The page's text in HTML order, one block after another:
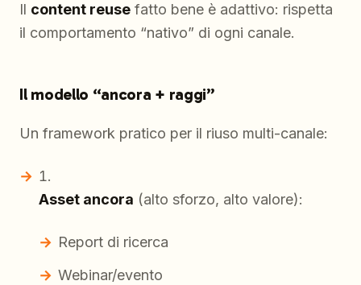
Il content reuse fatto bene è adattivo: rispetta
il comportamento “nativo” di ogni canale.
Il modello “ancora + raggi”
Un framework pratico per il riuso multi-canale:
Asset ancora (alto sforzo, alto valore):
Report di ricerca
Webinar/evento